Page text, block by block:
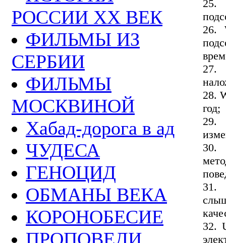
РОССИИ ХХ ВЕК
ФИЛЬМЫ ИЗ
СЕРБИИ
ФИЛЬМЫ
МОСКВИНОЙ
Хабад-дорога в ад
ЧУДЕСА
ГЕНОЦИД
ОБМАНЫ ВЕКА
КОРОНОБЕСИЕ
25.
26.
27.
28.
год;
29.
30.
31.
32.